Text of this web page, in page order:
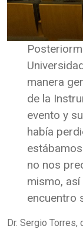
manera
de la
evento y
había
no nos
mismo,
encuentro
Dr. Sergio Torres,